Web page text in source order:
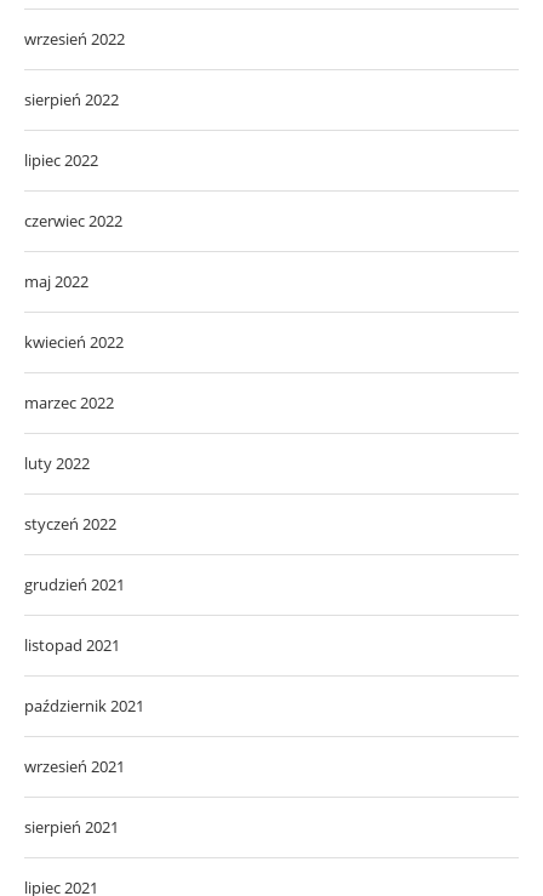
wrzesień 2022
sierpień 2022
lipiec 2022
czerwiec 2022
maj 2022
kwiecień 2022
marzec 2022
luty 2022
styczeń 2022
grudzień 2021
listopad 2021
październik 2021
wrzesień 2021
sierpień 2021
lipiec 2021